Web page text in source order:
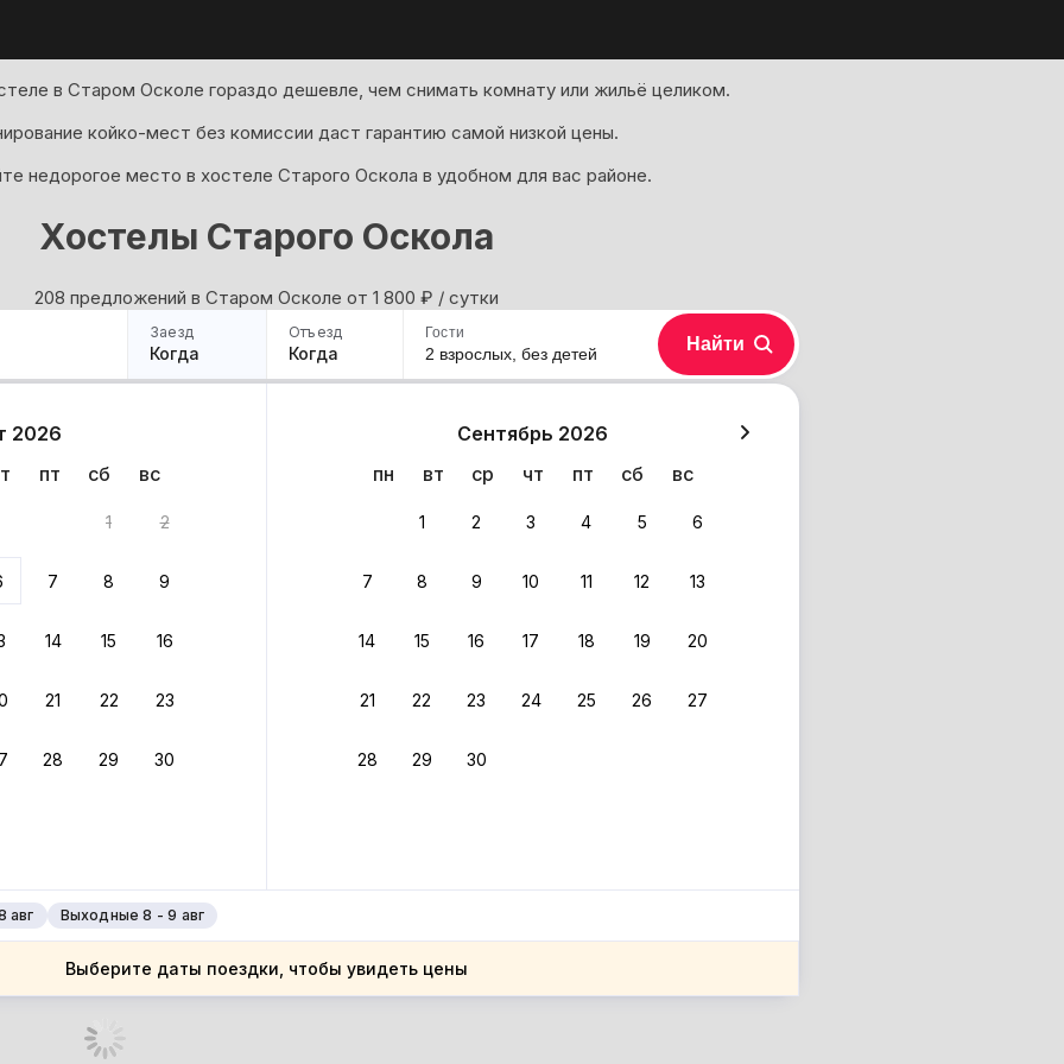
в Старом Осколе гораздо дешевле, чем снимать комнату или жильё целиком.
койко-мест без комиссии даст гарантию самой низкой цены.
недорогое место в хостеле Старого Оскола в удобном для вас районе.
Хостелы Старого Оскола
208 предложений в Старом Осколе oт 1 800 ₽ / сутки
Заезд
Когда
Отъезд
Когда
2026
пт сб вс
1 2
7 8 9
14 15 16
21 22 23
28 29 30
Сентябрь 2026
пн
вт ср чт пт сб вс
1 2 3 4 5 6
7 8 9 10 11 12 13
14 15 16 17 18 19 20
21 22 23 24 25 26 27
28 29 30
авг Выходные 8 - 9 авг
Выберите даты поездки, чтобы увидеть цены
Гости
2 взрослых, без детей Найти